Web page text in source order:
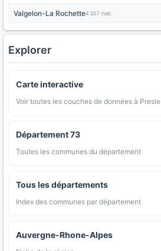
Valgelon-La Rochette4 207 hab.
Explorer
Carte interactive
Voir toutes les couches de données à Presle
Département 73
Toutes les communes du département
Tous les départements
Index des communes par département
Auvergne-Rhone-Alpes